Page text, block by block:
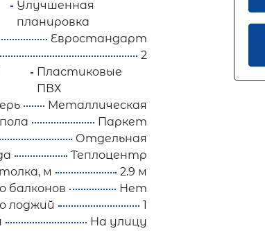
Улучшенная
планировка
Евростандарт
2
Пластиковые
ПВХ
Металлическая
Паркет
Отдельная
Теплоцентр
м
2.9 м
балконов
Нет
лоджий
1
На улицу